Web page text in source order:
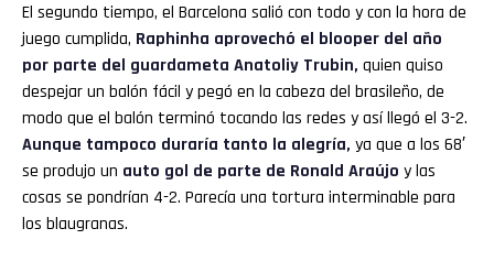
El segundo tiempo, el Barcelona salió con todo y con la hora de
juego cumplida, Raphinha aprovechó el blooper del año
por parte del guardameta Anatoliy Trubin, quien quiso
despejar un balón fácil y pegó en la cabeza del brasileño, de
modo que el balón terminó tocando las redes y así llegó el 3-2.
Aunque tampoco duraría tanto la alegría, ya que a los 68′
se produjo un auto gol de parte de Ronald Araújo y las
cosas se pondrían 4-2. Parecía una tortura interminable para
los blaugranas.